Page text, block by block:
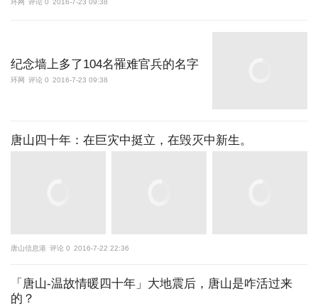
环网 评论 0 2016-7-23 09:38
纪念墙上多了104名罹难官兵的名字
环网 评论 0 2016-7-23 09:38
唐山四十年：在巨灾中挺立，在毁灭中新生。
唐山信息港 评论 0 2016-7-22 22:36
「唐山-温故情暖四十年」大地震后，唐山是咋活过来
的？